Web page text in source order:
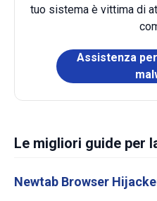
tuo sistema è vittima di
Assistenza
Le migliori guide per
Newtab Browser